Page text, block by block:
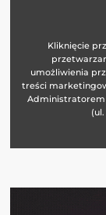
Kliknięcie
umożliwienia
treści
Administratorem